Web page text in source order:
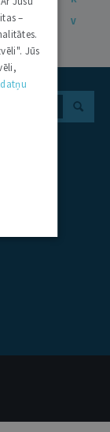
T
V
–
Jūs